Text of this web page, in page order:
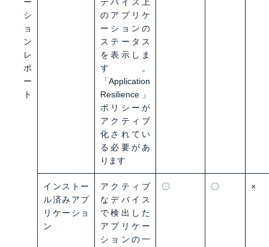
シ
ョ
ン
レ
ポ
ー
ト
のアプリケ
ーションの
ステータス
を表示しま
す。
「Application
Resilience」
ポリシーが
アクティブ
化されてい
る必要があ
ります
インストー
ル済みアプ
リケーショ
ン
アクティブ
なデバイス
で検出した
アプリケー
ションの一
〇 〇 ×